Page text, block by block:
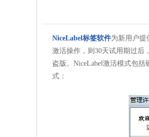
NiceLabel标签软件为新用户提
激活操作，则30天试用期过后
盗版。NiceLabel激活模式包
式：